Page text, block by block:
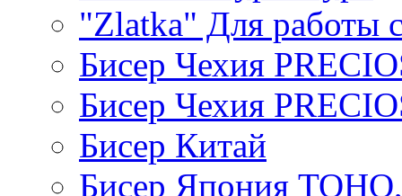
"Zlatka" Для работы
Бисер Чехия
Бисер Чехия
Бисер Китай
Бисер Япония